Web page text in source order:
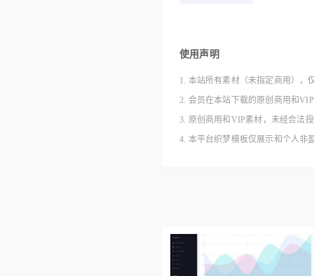
使用声明
1. 本站所有素材（未指定商用），
2. 会员在本站下载的原创商用和
3. 原创商用和VIP素材，未经合法
4. 本平台织梦模板仅展示和个人非